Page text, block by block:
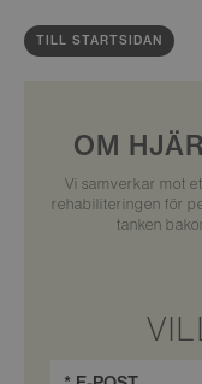
TILL STARTSIDAN
OM
Vi samverkar mot
rehabiliteringen för
tanken